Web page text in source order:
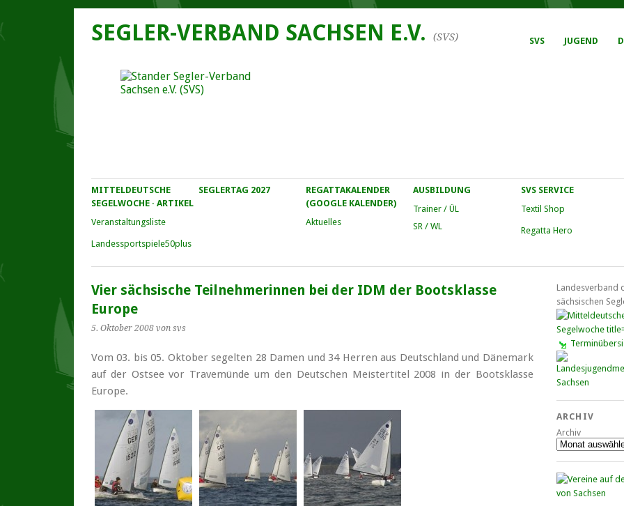
SVS JUGEND
SEGLER-VERBAND SACHSEN E.V. (SVS)
MITTELDEUTSCHE
SEGELWOCHE · ARTIKEL
Veranstaltungs­liste
Landessportspiele50plus
SEGLERTAG 2027
REGATTAKALENDER
(GOOGLE KALENDER)
Aktuelles
AUSBILDUNG
Trainer / ÜL
SR / WL
SVS SERVICE
Textil Shop
Regatta Hero
Vier sächsische Teilnehmerinnen bei der IDM der Bootsklasse
Europe
5. Oktober 2008 von svs
Vom 03. bis 05. Oktober segelten 28 Damen und 34 Herren aus Deutschland und Dänemark
auf der Ostsee vor Travemünde um den Deutschen Meistertitel 2008 in der Bootsklasse
Europe.
Landesverband
sächsischen
ARCHIV
Archiv